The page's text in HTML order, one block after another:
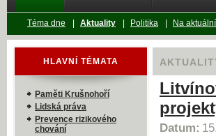
Datum:
HLAVNÍ TÉMATA
Paměti Krušnohoří
Lidská práva
Prevence rizikového
chování
Téma dne Aktuality Politika Na